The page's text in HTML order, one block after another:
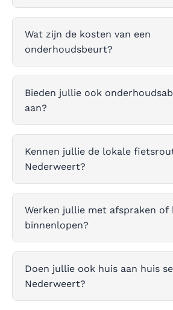
Wat zijn de kosten van een
onderhoudsbeurt?
Bieden jullie ook
aan?
Kennen jullie de lokale
Nederweert?
Werken jullie met afspraken of
binnenlopen?
Doen jullie ook huis aan huis
Nederweert?